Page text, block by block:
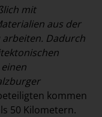
mit
aus der
arbeiten. Dadurch
kommen
50 Kilometern.